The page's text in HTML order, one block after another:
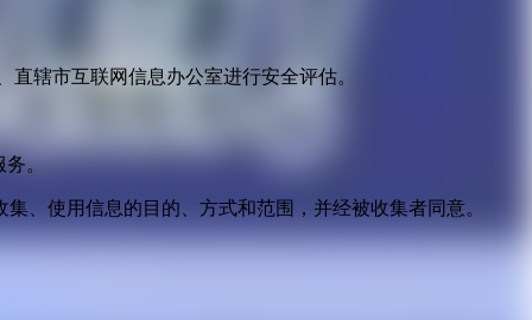
辖市互联网信息办公室进行安全评估。
。
、使用信息的目的、方式和范围，并经被收集者同意。